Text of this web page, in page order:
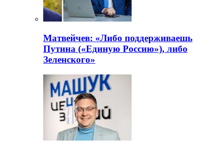
Матвейчев: «Либо поддерживаешь
Путина («Единую Россию»), либо
Зеленского»